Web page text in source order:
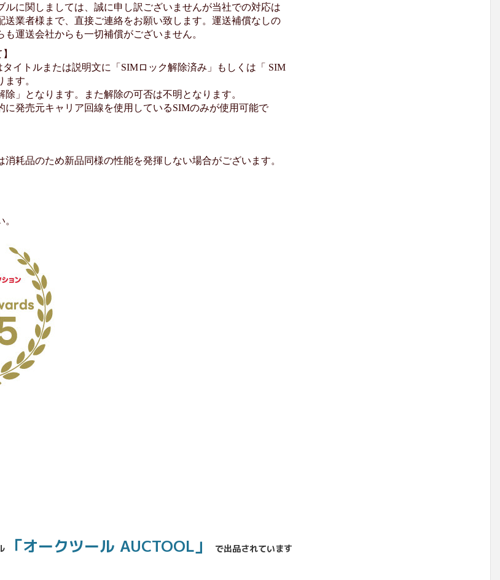
ルに関しましては、誠に申し訳ございませんが当社での対応は
送業者様まで、直接ご連絡をお願い致します。運送補償なしの
運送会社からも一切補償がございません。
イトルまたは説明文に「SIMロック解除済み」もしくは「 SIM
す。
」となります。また解除の可否は不明となります。
に発売元キャリア回線を使用しているSIMのみが使用可能で
耗品のため新品同様の性能を発揮しない場合がございます。
「オークツール AUCTOOL」 で出品されています